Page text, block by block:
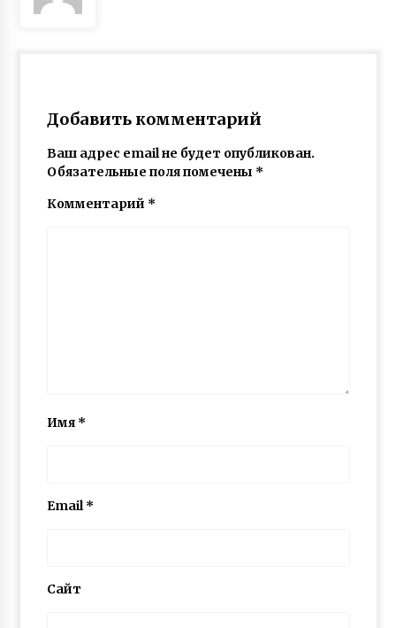
Добавить комментарий
Ваш адрес email не будет опубликован.
Обязательные поля помечены *
Комментарий *
Имя *
Email*
Сайт